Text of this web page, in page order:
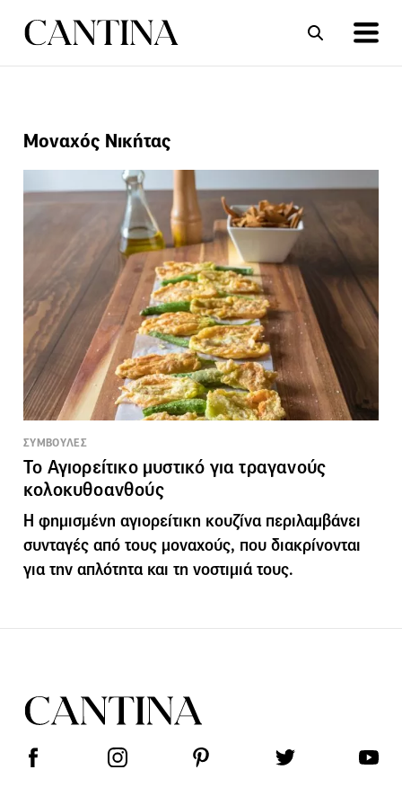
ΣΥΝΤΑΓΕΣ
Μοναχός Νικήτας
ΣΥΜΒΟΥΛΕΣ
Το Αγιορείτικο μυστικό για τραγανούς
κολοκυθοανθούς
Η φημισμένη αγιορείτικη κουζίνα περιλαμβάνει
συνταγές από τους μοναχούς, που διακρίνονται
για την απλότητα και τη νοστιμιά τους.